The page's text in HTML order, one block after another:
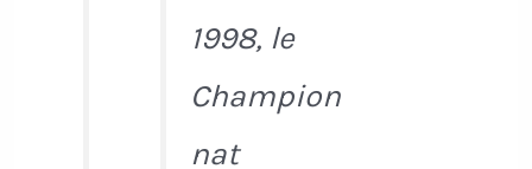
1998, le
Champion
nat